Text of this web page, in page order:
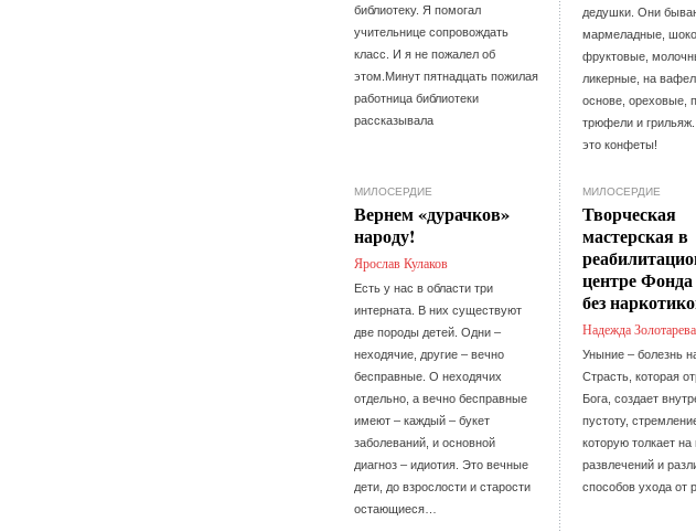
библиотеку. Я помогал
учительнице сопровождать
класс. И я не пожалел об
этом.Минут пятнадцать пожилая
работница библиотеки
рассказывала
дедушки. Они
мармеладные,
фруктовые,
ликерные, на
основе, ореховые,
трюфели и грильяж.
это конфеты!
МИЛОСЕРДИЕ
Вернем «дурачков»
народу!
Ярослав Кулаков
Есть у нас в области три
интерната. В них существуют
две породы детей. Одни –
неходячие, другие – вечно
бесправные. О неходячих
отдельно, а вечно бесправные
имеют – каждый – букет
заболеваний, и основной
диагноз – идиотия. Это вечные
дети, до взрослости и старости
остающиеся…
МИЛОСЕРДИЕ
Творческая
мастерская в
центре
без
Надежда Золотарева
Уныние – болезнь
Страсть, которая
Бога, создает
пустоту,
которую толкает на
развлечений и
способов ухода от